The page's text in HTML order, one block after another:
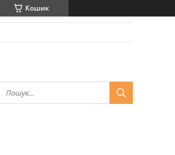
Кошик